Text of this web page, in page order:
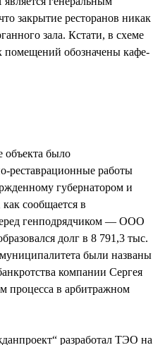
закрытие ресторанов никак
зала. Кстати, в схеме
помещений обозначены кафе-
объекта было
реставрационные работы
губернатором и
сообщается в
генподрядчиком — ООО
долг в 8 791,3 тыс.
были названы
компании Сергея
в арбитражном
разработал ТЭО на